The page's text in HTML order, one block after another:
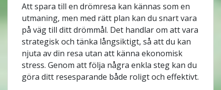
Att spara till en drömresa kan kännas som en
utmaning, men med rätt plan kan du snart vara
på väg till ditt drömmål. Det handlar om att vara
strategisk och tänka långsiktigt, så att du kan
njuta av din resa utan att känna ekonomisk
stress. Genom att följa några enkla steg kan du
göra ditt resesparande både roligt och effektivt.